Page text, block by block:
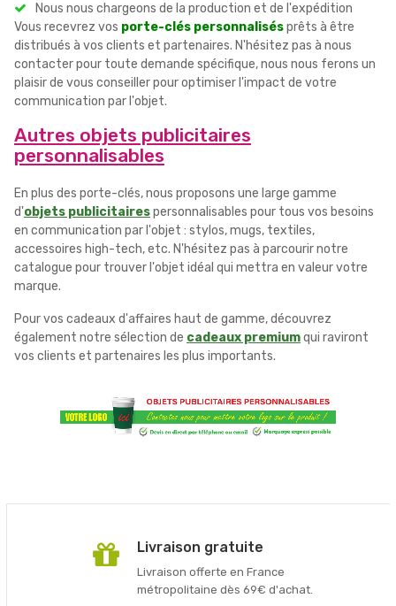
Nous nous chargeons de la production et de l'expédition
Vous recevrez vos porte-clés personnalisésprêts à être
distribués à vos clients et partenaires. N'hésitez pas à nous
contacter pour toute demande spécifique, nous nous ferons un
plaisir de vous conseiller pour optimiser l'impact de votre
communication par l'objet.
Autres objets publicitaires
personnalisables
En plus des porte-clés, nous proposons une large gamme
d'objets publicitairespersonnalisables pour tous vos besoins
en communication par l'objet : stylos, mugs, textiles,
accessoires high-tech, etc. N'hésitez pas à parcourir notre
catalogue pour trouver l'objet idéal qui mettra en valeur votre
marque.
Pour vos cadeaux d'affaires haut de gamme, découvrez
également notre sélection de cadeaux premiumqui raviront
vos clients et partenaires les plus importants.
Livraison gratuite
Livraison offerte en France
métropolitaine dès 69€ d'achat.